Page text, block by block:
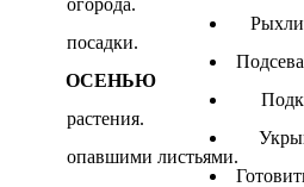
огорода.
посадки.
ОСЕНЬЮ
растения.
опавшими листьями.